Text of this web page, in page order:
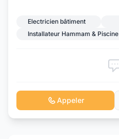
Electricien bâtiment
Installateur Hammam & Piscine
Appeler